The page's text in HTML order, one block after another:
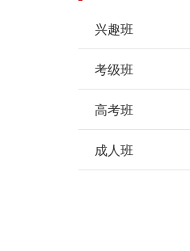
兴趣班
考级班
高考班
成人班